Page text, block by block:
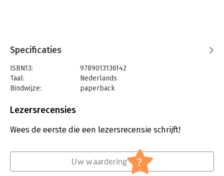
Specificaties
ISBN13:
9789013136142
Taal:
Nederlands
Bindwijze:
paperback
Uitgever:
Verschijningsdatum:
19-4-2016
Staatsrecht algemeen
Serie:
Monografieën BW - Serie A & B
Lezersrecensies
Wees de eerste die een lezersrecensie schrijft!
Uw waardering ?